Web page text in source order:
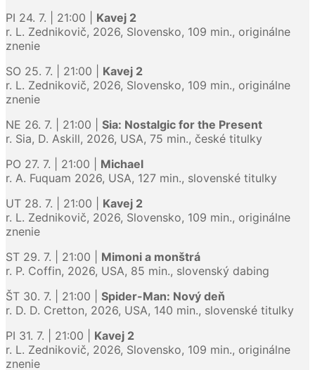
PI 24. 7. | 21:00 | Kavej 2
r. L. Zednikovič, 2026, Slovensko, 109 min., originálne
znenie
SO 25. 7. | 21:00 | Kavej 2
r. L. Zednikovič, 2026, Slovensko, 109 min., originálne
znenie
NE 26. 7. | 21:00 | Sia: Nostalgic for the Present
r. Sia, D. Askill, 2026, USA, 75 min., české titulky
PO 27. 7. | 21:00 | Michael
r. A. Fuquam 2026, USA, 127 min., slovenské titulky
UT 28. 7. | 21:00 | Kavej 2
r. L. Zednikovič, 2026, Slovensko, 109 min., originálne
znenie
ST 29. 7. | 21:00 | Mimoni a monštrá
r. P. Coffin, 2026, USA, 85 min., slovenský dabing
ŠT 30. 7. | 21:00 | Spider-Man: Nový deň
r. D. D. Cretton, 2026, USA, 140 min., slovenské titulky
PI 31. 7. | 21:00 | Kavej 2
r. L. Zednikovič, 2026, Slovensko, 109 min., originálne
znenie